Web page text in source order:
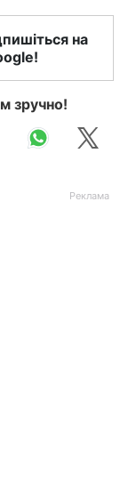
на
зручно!